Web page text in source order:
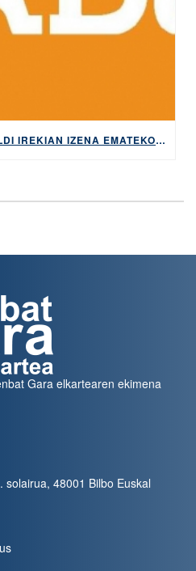
HABEREN 2019KO DEIALDI IREKIAN IZENA EMATEKO EPEA ZABALIK UZTAILAREN 9RA ARTE
Gara elkartearen ekimena
solairua, 48001 Bilbo Euskal